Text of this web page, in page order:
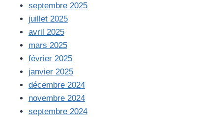
septembre 2025
juillet 2025
avril 2025
mars 2025
février 2025
janvier 2025
décembre 2024
novembre 2024
septembre 2024